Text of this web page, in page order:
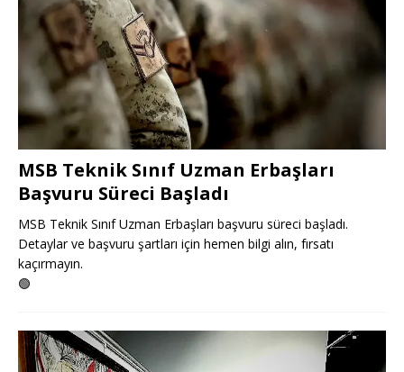
MSB Teknik Sınıf Uzman Erbaşları
Başvuru Süreci Başladı
MSB Teknik Sınıf Uzman Erbaşları başvuru süreci başladı.
Detaylar ve başvuru şartları için hemen bilgi alın, fırsatı
kaçırmayın.
🟢